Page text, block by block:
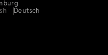
Deutsch